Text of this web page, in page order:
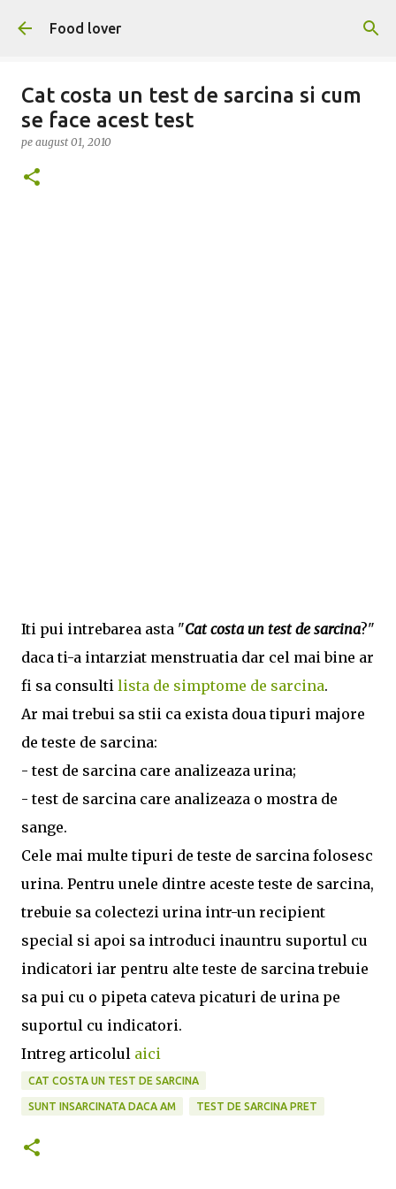
Treceți la conținutul principal
Food lover
Cat costa un test de sarcina si cum
se face acest test
pe august 01, 2010
Iti pui intrebarea asta "Cat costa un test de sarcina?"
daca ti-a intarziat menstruatia dar cel mai bine ar
fi sa consulti lista de simptome de sarcina.
Ar mai trebui sa stii ca exista doua tipuri majore
de teste de sarcina:
- test de sarcina care analizeaza urina;
- test de sarcina care analizeaza o mostra de
sange.
Cele mai multe tipuri de teste de sarcina folosesc
urina. Pentru unele dintre aceste teste de sarcina,
trebuie sa colectezi urina intr-un recipient
special si apoi sa introduci inauntru suportul cu
indicatori iar pentru alte teste de sarcina trebuie
sa pui cu o pipeta cateva picaturi de urina pe
suportul cu indicatori.
Intreg articolul aici
CAT COSTA UN TEST DE SARCINA
SUNT INSARCINATA DACA AM TEST DE SARCINA PRET